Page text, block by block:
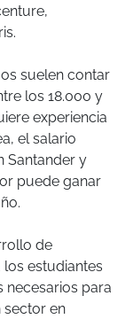
suelen contar
los 18.000 y
experiencia
el salario
Santander y
puede ganar
de
los estudiantes
necesarios para
sector en